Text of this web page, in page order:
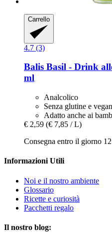
Carrello
4.7 (3)
Balis Basil -​ Drink
ml
Analcolico
Senza glutine e vegan
Adatto anche ai
€ 2,59 (€ 7,85 / L)
Consegna entro il giorno
Informazioni Utili
Noi e il nostro ambiente
Glossario
Ricette e curiosità
Pacchetti regalo
Il nostro blog: